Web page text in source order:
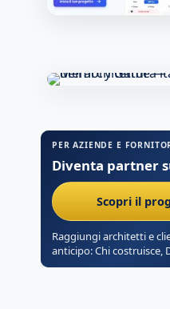
PER AZIENDE E
Diventa partner
Scopri il
Raggiungi architetti e
anticipo: Chi costruisce,